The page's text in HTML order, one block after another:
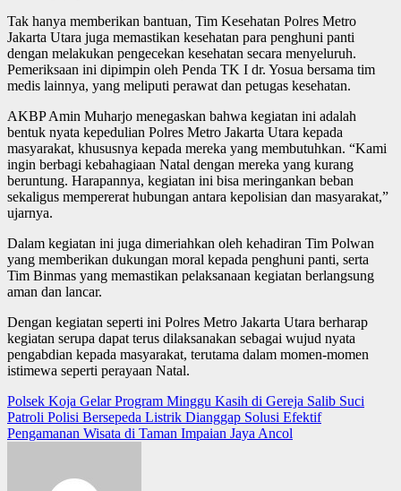
Tak hanya memberikan bantuan, Tim Kesehatan Polres Metro
Jakarta Utara juga memastikan kesehatan para penghuni panti
dengan melakukan pengecekan kesehatan secara menyeluruh.
Pemeriksaan ini dipimpin oleh Penda TK I dr. Yosua bersama tim
medis lainnya, yang meliputi perawat dan petugas kesehatan.
AKBP Amin Muharjo menegaskan bahwa kegiatan ini adalah
bentuk nyata kepedulian Polres Metro Jakarta Utara kepada
masyarakat, khususnya kepada mereka yang membutuhkan. “Kami
ingin berbagi kebahagiaan Natal dengan mereka yang kurang
beruntung. Harapannya, kegiatan ini bisa meringankan beban
sekaligus mempererat hubungan antara kepolisian dan masyarakat,”
ujarnya.
Dalam kegiatan ini juga dimeriahkan oleh kehadiran Tim Polwan
yang memberikan dukungan moral kepada penghuni panti, serta
Tim Binmas yang memastikan pelaksanaan kegiatan berlangsung
aman dan lancar.
Dengan kegiatan seperti ini Polres Metro Jakarta Utara berharap
kegiatan serupa dapat terus dilaksanakan sebagai wujud nyata
pengabdian kepada masyarakat, terutama dalam momen-momen
istimewa seperti perayaan Natal.
Post
navigation
Polsek Koja Gelar Program Minggu Kasih di Gereja Salib Suci
Patroli Polisi Bersepeda Listrik Dianggap Solusi Efektif
Pengamanan Wisata di Taman Impaian Jaya Ancol